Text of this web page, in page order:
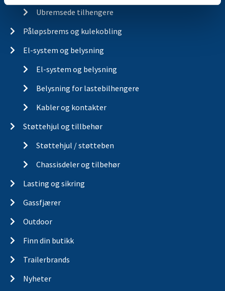
Ubremsede tilhengere
Påløpsbrems og kulekobling
El-system og belysning
El-system og belysning
Belysning for lastebilhengere
Kabler og kontakter
Støttehjul og tillbehør
Støttehjul / støtteben
Chassisdeler og tilbehør
Lasting og sikring
Gassfjærer
Outdoor
Finn din butikk
Trailerbrands
Nyheter